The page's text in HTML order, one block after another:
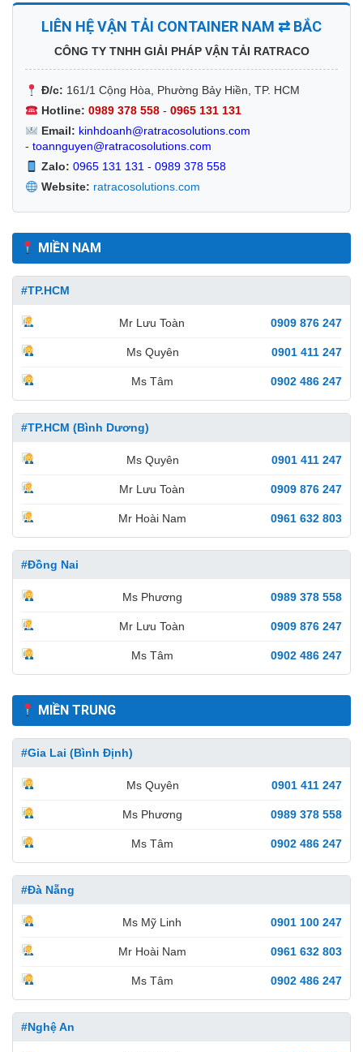
LIÊN HỆ VẬN TẢI CONTAINER NAM ⇄ BẮC
CÔNG TY TNHH GIẢI PHÁP VẬN TẢI RATRACO
Đ/c: 161/1 Cộng Hòa, Phường Bảy Hiền, TP. HCM
Hotline: 0989 378 558- 0965 131 131
Email: kinhdoanh@ratracosolutions.com
- toannguyen@ratracosolutions.com
Zalo: 0965 131 131- 0989 378 558
Website: ratracosolutions.com
MIỀN NAM
#TP.HCM
Mr Lưu Toàn 0909 876 247
Ms Quyên 0901 411 247
Ms Tâm 0902 486 247
#TP.HCM (Bình Dương)
Ms Quyên 0901 411 247
Mr Lưu Toàn 0909 876 247
Mr Hoài Nam 0961 632 803
#Đồng Nai
Ms Phương 0989 378 558
Mr Lưu Toàn 0909 876 247
Ms Tâm 0902 486 247
MIỀN TRUNG
#Gia Lai (Bình Định)
Ms Quyên 0901 411 247
Ms Phương 0989 378 558
Ms Tâm 0902 486 247
#Đà Nẵng
Ms Mỹ Linh 0901 100 247
Mr Hoài Nam 0961 632 803
Ms Tâm 0902 486 247
#Nghệ An